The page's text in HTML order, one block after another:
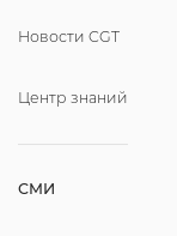
Новости CGT
Центр знаний
СМИ